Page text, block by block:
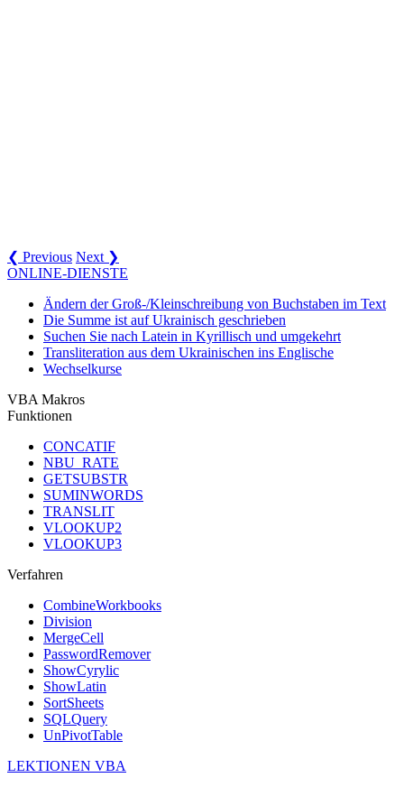
❮ Previous Next ❯
ONLINE-DIENSTE
Ändern der Groß-/Kleinschreibung von Buchstaben im Text
Die Summe ist auf Ukrainisch geschrieben
Suchen Sie nach Latein in Kyrillisch und umgekehrt
Transliteration aus dem Ukrainischen ins Englische
Wechselkurse
VBA Makros
Funktionen
CONCATIF
NBU_RATE
GETSUBSTR
SUMINWORDS
TRANSLIT
VLOOKUP2
VLOOKUP3
Verfahren
CombineWorkbooks
Division
MergeCell
PasswordRemover
ShowCyrylic
ShowLatin
SortSheets
SQLQuery
UnPivotTable
LEKTIONEN VBA